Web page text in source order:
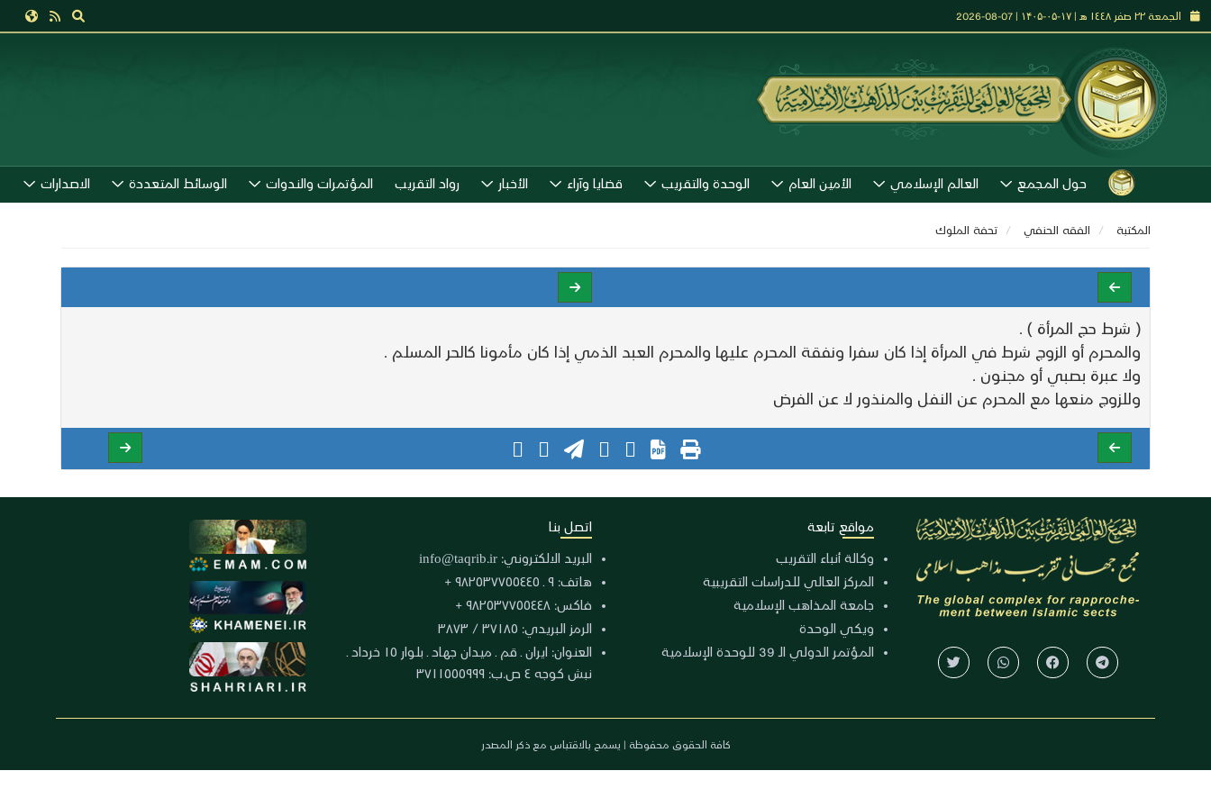
الجمعة ٢٢ صفر ١٤٤٨ هـ | ۱۷-۰۵-۱۴۰۵ | 07-08-2026
حول المجمع العالم الإسلامي الأمين العام الوحدة والتقريب قضايا وآراء الأخبار رواد التقريب المؤتمرات والندوات الوسائط المتعددة الاصدارات
المكتبة الفقه الحنفي تحفة الملوك
( شرط حج المرأة ) .
والمحرم أو الزوج شرط في المرأة إذا كان سفرا ونفقة المحرم عليها والمحرم العبد الذمي إذا كان مأمونا كالحر المسلم .
ولا عبرة بصبي أو مجنون .
وللزوج منعها مع المحرم عن النفل والمنذور لا عن الفرض
مواقع تابعة
وكالة أنباء التقريب
المركز العالي للدراسات التقريبية
جامعة المذاهب الإسلامية
ويكي الوحدة
المؤتمر الدولي الـ 39 للوحدة الإسلامية
اتصل بنا
البريد الالكتروني: info@taqrib.ir
هاتف: ٩ ـ ٩٨٢٥٣٧٧٥٥٤٤٥ +
فاكس: ٩٨٢٥٣٧٧٥٥٤٤٨ +
الرمز البريدي: ٣٧١٨٥ / ٣٨٧٣
العنوان: ايران ـ قم ـ ميدان جهاد ـ بلوار ١٥ خرداد ـ
نبش كوجه ٤ ص.ب: ٣٧١١٥٥٥٩٩٩
كافة الحقوق محفوظة | يسمح بالاقتباس مع ذكر المصدر